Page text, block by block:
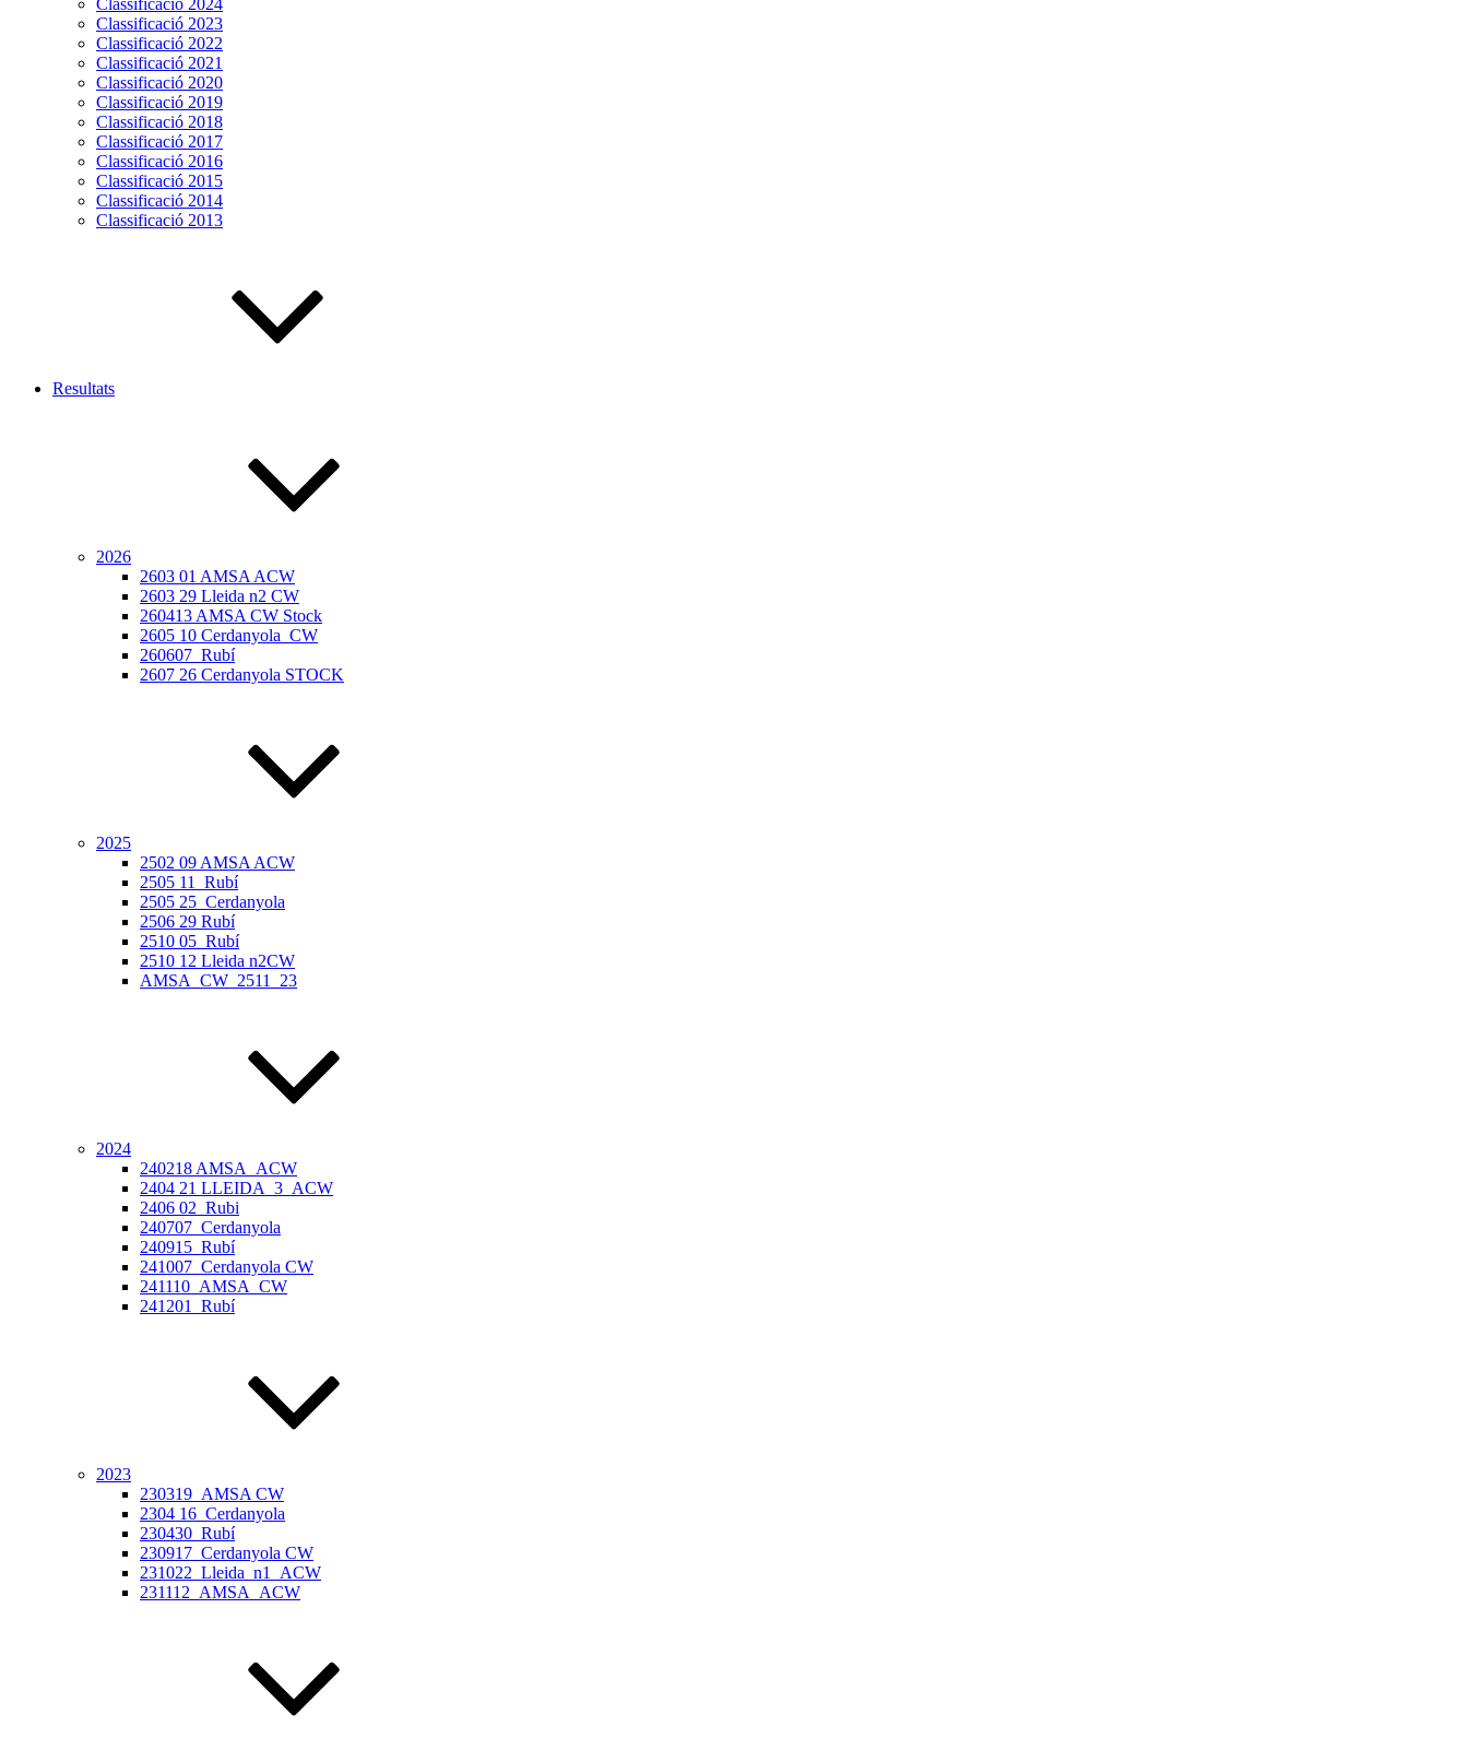
Classificació 2024
Classificació 2023
Classificació 2022
Classificació 2021
Classificació 2020
Classificació 2019
Classificació 2018
Classificació 2017
Classificació 2016
Classificació 2015
Classificació 2014
Classificació 2013
Resultats
2026
2603 01 AMSA ACW
2603 29 Lleida n2 CW
260413 AMSA CW Stock
2605 10 Cerdanyola_CW
260607_Rubí
2607 26 Cerdanyola STOCK
2025
2502 09 AMSA ACW
2505 11_Rubí
2505 25_Cerdanyola
2506 29 Rubí
2510 05_Rubí
2510 12 Lleida n2CW
AMSA_CW_2511_23
2024
240218 AMSA_ACW
2404 21 LLEIDA_3_ACW
2406 02_Rubi
240707_Cerdanyola
240915_Rubí
241007_Cerdanyola CW
241110_AMSA_CW
241201_Rubí
2023
230319_AMSA CW
2304 16_Cerdanyola
230430_Rubí
230917_Cerdanyola CW
231022_Lleida_n1_ACW
231112_AMSA_ACW